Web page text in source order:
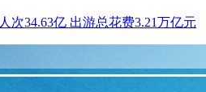
次34.63亿 出游总花费3.21万亿元